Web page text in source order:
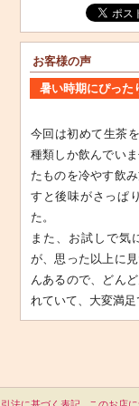
お客様の声
暑い時期にぴった
今回は初めて生茶
種類しか飲んでい
たものを冷やす飲
すと後味がさっぱ
た。
また、お試しで気
が、思った以上に
んあるので、どん
れていて、大変満足